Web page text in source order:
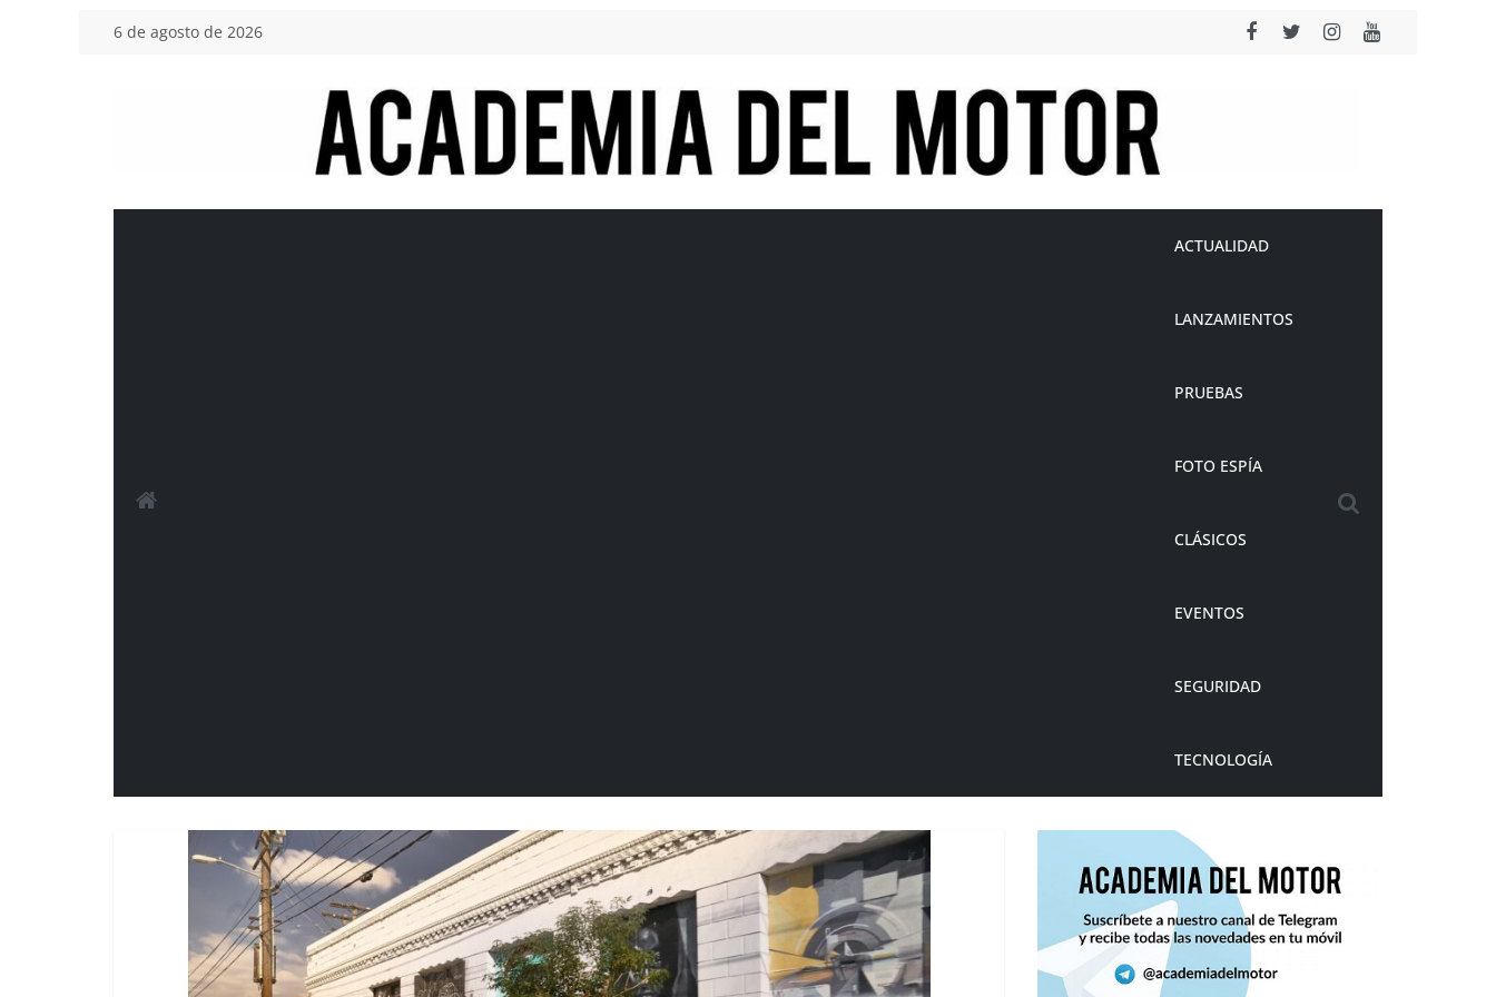
Saltar6 de agosto de 2026
Academia
del
ACTUALIDAD
LANZAMIENTOS
PRUEBAS
FOTO ESPÍA
CLÁSICOS
EVENTOS
SEGURIDAD
TECNOLOGÍA